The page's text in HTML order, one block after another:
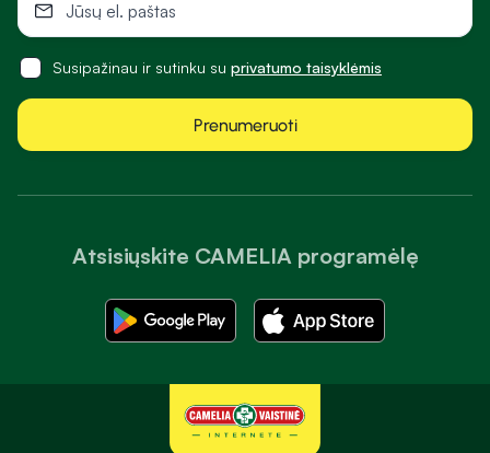
Atsisiųskite CAMELIA programėlę
Susipažinau ir sutinku su privatumo taisyklėmis
Prenumeruoti